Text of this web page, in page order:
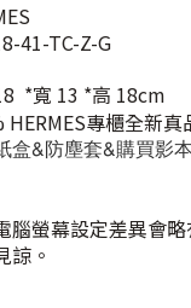
41-TC-Z-G
*寬 13 *高 18cm
專櫃全新真
盒&防塵套&購買影本
腦螢幕設定差異會
諒。